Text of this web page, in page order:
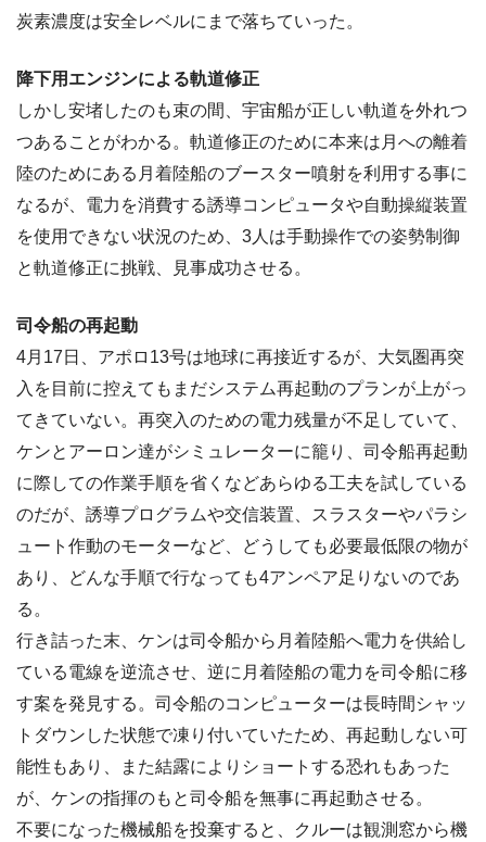
炭素濃度は安全レベルにまで落ちていった。
降下用エンジンによる軌道修正
しかし安堵したのも束の間、宇宙船が正しい軌道を外れつ
つあることがわかる。軌道修正のために本来は月への離着
陸のためにある月着陸船のブースター噴射を利用する事に
なるが、電力を消費する誘導コンピュータや自動操縦装置
を使用できない状況のため、3人は手動操作での姿勢制御
と軌道修正に挑戦、見事成功させる。
司令船の再起動
4月17日、アポロ13号は地球に再接近するが、大気圏再突
入を目前に控えてもまだシステム再起動のプランが上がっ
てきていない。再突入のための電力残量が不足していて、
ケンとアーロン達がシミュレーターに籠り、司令船再起動
に際しての作業手順を省くなどあらゆる工夫を試している
のだが、誘導プログラムや交信装置、スラスターやパラシ
ュート作動のモーターなど、どうしても必要最低限の物が
あり、どんな手順で行なっても4アンペア足りないのであ
る。
行き詰った末、ケンは司令船から月着陸船へ電力を供給し
ている電線を逆流させ、逆に月着陸船の電力を司令船に移
す案を発見する。司令船のコンピューターは長時間シャッ
トダウンした状態で凍り付いていたため、再起動しない可
能性もあり、また結露によりショートする恐れもあった
が、ケンの指揮のもと司令船を無事に再起動させる。
不要になった機械船を投棄すると、クルーは観測窓から機